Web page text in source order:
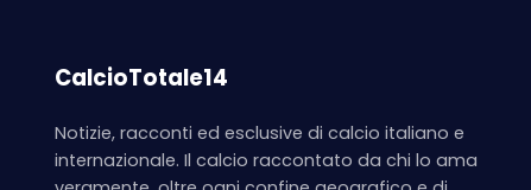
CalcioTotale14
Notizie, racconti ed esclusive di calcio italiano e
internazionale. Il calcio raccontato da chi lo ama